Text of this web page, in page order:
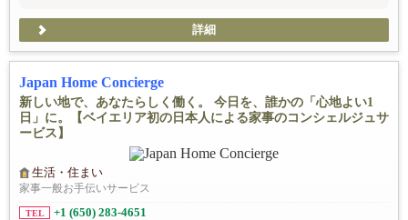
詳細
Japan Home Concierge
新しい地で、あなたらしく働く。 今日を、誰かの「心地よい1
日」に。【ベイエリア初の日本人による家事のコンシェルジュサ
ービス】
生活・住まい
家事一般お手伝いサービス
TEL +1 (650) 283-4651